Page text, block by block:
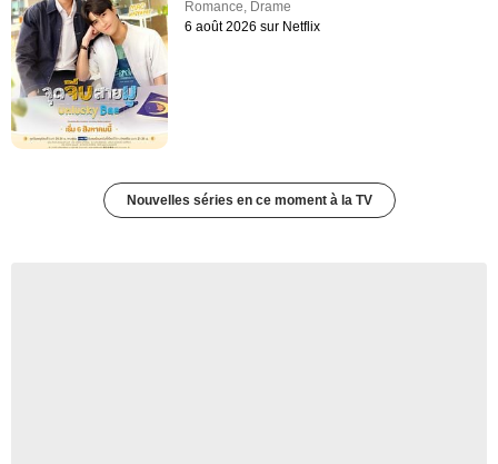
Romance Drame
6 août 2026 sur Netflix
Nouvelles séries en ce moment à la TV